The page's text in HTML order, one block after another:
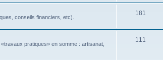
conseils financiers, etc).
181
pratiques» en somme : artisanat,
111